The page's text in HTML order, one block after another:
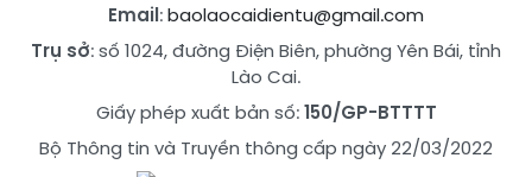
Email:baolaocaidientu@gmail.com
Trụ sở: số 1024, đường Điện Biên, phường Yên Bái, tỉnh
Lào Cai.
Giấy phép xuất bản số:150/GP-BTTTT
Bộ Thông tin và Truyền thông cấp ngày 22/03/2022